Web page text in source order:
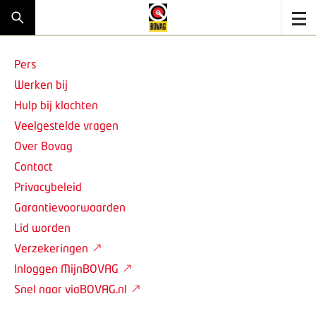
Pers
Werken bij
Hulp bij klachten
Veelgestelde vragen
Over Bovag
Contact
Privacybeleid
Garantievoorwaarden
Lid worden
Verzekeringen
Inloggen MijnBOVAG
Snel naar viaBOVAG.nl